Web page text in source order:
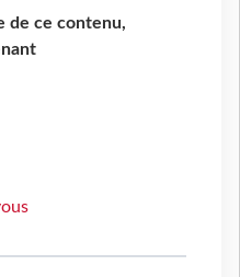
de ce contenu,